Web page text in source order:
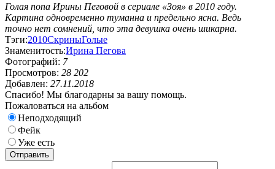
Голая попа Ирины Пеговой в сериале «Зоя» в 2010 году.
Картина одновременно туманна и предельно ясна. Ведь
точно нет сомнений, что эта девушка очень шикарна.
Тэги:2010СкриныГолые
Знаменитость:Ирина Пегова
Фотографий: 7
Просмотров: 28 202
Добавлен: 27.11.2018
Спасибо! Мы благодарны за вашу помощь.
Пожаловаться на альбом
Неподходящий
Фейк
Уже есть